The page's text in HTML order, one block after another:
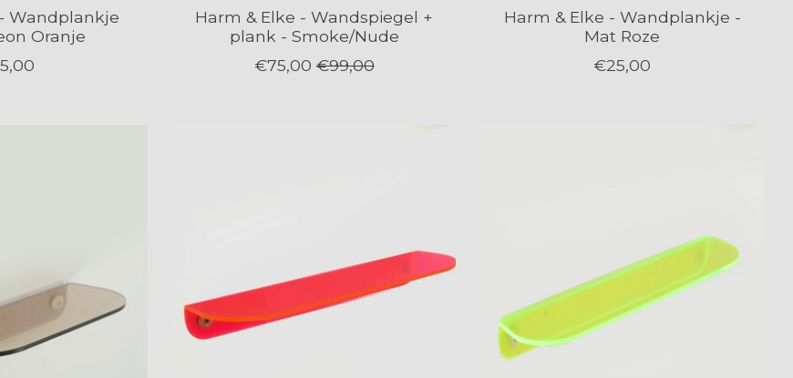
Wandplankje
Oranje
Harm & Elke - Wandspiegel +
plank - Smoke/Nude
€75,00 €99,00
Harm & Elke - Wandplankje -
Mat Roze
€25,00